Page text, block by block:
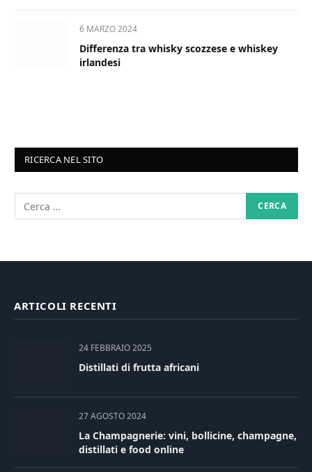
6 MARZO 2024
Differenza tra whisky scozzese e whiskey
irlandesi
RICERCA NEL SITO
ARTICOLI RECENTI
24 FEBBRAIO 2025
Distillati di frutta africani
27 AGOSTO 2024
La Champagnerie: vini, bollicine, champagne,
distillati e food online